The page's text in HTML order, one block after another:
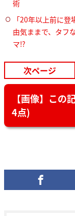
術
「20年以上前に
由気ままで、タフ
マ⁉︎
次ページ
【画像】この
4点)